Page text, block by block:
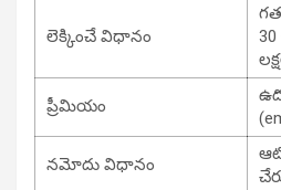
లెక్కించే విధానం
ప్రీమియం
నమోదు విధానం